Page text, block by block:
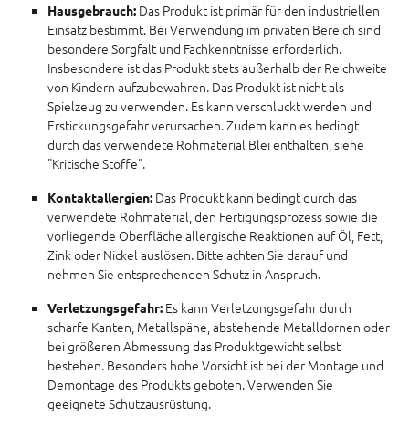
Hausgebrauch: Das Produkt ist primär für den industriellen
Einsatz bestimmt. Bei Verwendung im privaten Bereich sind
besondere Sorgfalt und Fachkenntnisse erforderlich.
Insbesondere ist das Produkt stets außerhalb der Reichweite
von Kindern aufzubewahren. Das Produkt ist nicht als
Spielzeug zu verwenden. Es kann verschluckt werden und
Erstickungsgefahr verursachen. Zudem kann es bedingt
durch das verwendete Rohmaterial Blei enthalten, siehe
"Kritische Stoffe".
Kontaktallergien: Das Produkt kann bedingt durch das
verwendete Rohmaterial, den Fertigungsprozess sowie die
vorliegende Oberfläche allergische Reaktionen auf Öl, Fett,
Zink oder Nickel auslösen. Bitte achten Sie darauf und
nehmen Sie entsprechenden Schutz in Anspruch.
Verletzungsgefahr: Es kann Verletzungsgefahr durch
scharfe Kanten, Metallspäne, abstehende Metalldornen oder
bei größeren Abmessung das Produktgewicht selbst
bestehen. Besonders hohe Vorsicht ist bei der Montage und
Demontage des Produkts geboten. Verwenden Sie
geeignete Schutzausrüstung.